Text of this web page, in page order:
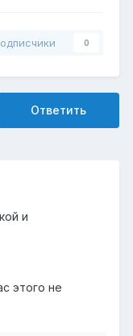
0
Ответить
и
этого не